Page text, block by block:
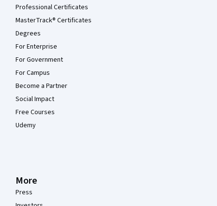
Professional Certificates
MasterTrack® Certificates
Degrees
For Enterprise
For Government
For Campus
Become a Partner
Social Impact
Free Courses
Udemy
More
Press